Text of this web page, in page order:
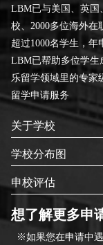
LBM已与美国、英国
校、2000多位海外在
超过1000名学生，年
LBM已帮助多位学生
乐留学领域里的专家
留学申请服务
关于学校
学校分布图
申校评估
想了解更多申
※如果您在申请中